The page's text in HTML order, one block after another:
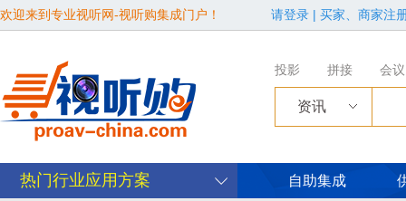
欢迎来到专业视听网-视听购集成门户！ 请登录 | 买家、商家注
投影 拼接 会议
资讯
热门行业应用方案 自助集成